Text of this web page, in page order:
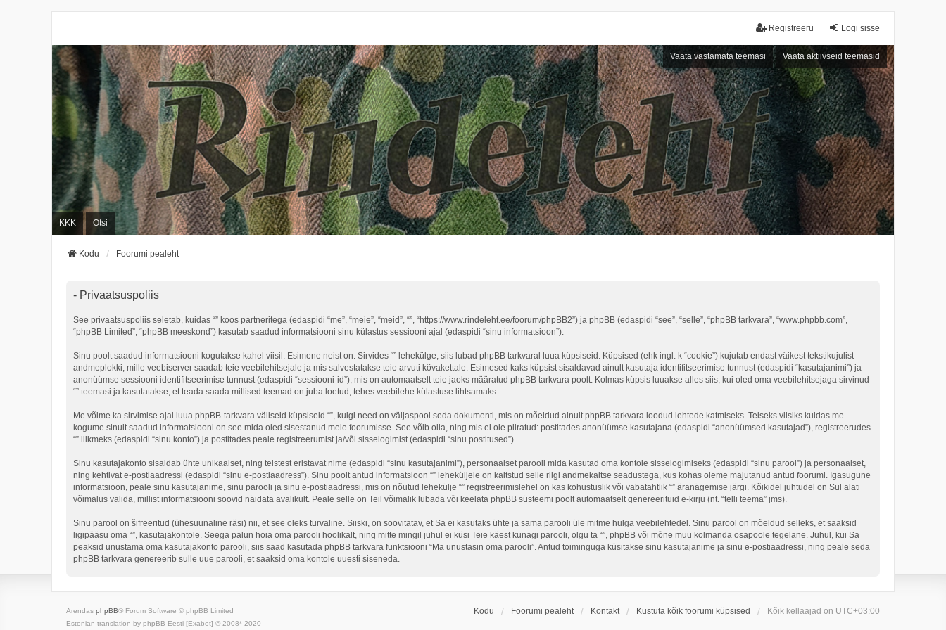
Logi sisse
Registreeru
Vaata vastamata teemasi Vaata aktiivseid teemasid
KKK Otsi
Kodu Foorumi pealeht
- Privaatsuspoliis
See privaatsuspoliis seletab, kuidas “” koos partneritega (edaspidi “me”, “meie”, “meid”, “”, “https://www.rindeleht.ee/foorum/phpBB2”) ja phpBB (edaspidi “see”, “selle”, “phpBB tarkvara”, “www.phpbb.com”,
“phpBB Limited”, “phpBB meeskond”) kasutab saadud informatsiooni sinu külastus sessiooni ajal (edaspidi “sinu informatsioon”).
Sinu poolt saadud informatsiooni kogutakse kahel viisil. Esimene neist on: Sirvides “” lehekülge, siis lubad phpBB tarkvaral luua küpsiseid. Küpsised (ehk ingl. k “cookie”) kujutab endast väikest tekstikujulist
andmeplokki, mille veebiserver saadab teie veebilehitsejale ja mis salvestatakse teie arvuti kõvakettale. Esimesed kaks küpsist sisaldavad ainult kasutaja identifitseerimise tunnust (edaspidi “kasutajanimi”) ja
anonüümse sessiooni identifitseerimise tunnust (edaspidi “sessiooni-id”), mis on automaatselt teie jaoks määratud phpBB tarkvara poolt. Kolmas küpsis luuakse alles siis, kui oled oma veebilehitsejaga sirvinud
“” teemasi ja kasutatakse, et teada saada millised teemad on juba loetud, tehes veebilehe külastuse lihtsamaks.
Me võime ka sirvimise ajal luua phpBB-tarkvara väliseid küpsiseid “”, kuigi need on väljaspool seda dokumenti, mis on mõeldud ainult phpBB tarkvara loodud lehtede katmiseks. Teiseks viisiks kuidas me
kogume sinult saadud informatsiooni on see mida oled sisestanud meie foorumisse. See võib olla, ning mis ei ole piiratud: postitades anonüümse kasutajana (edaspidi “anonüümsed kasutajad”), registreerudes
“” liikmeks (edaspidi “sinu konto”) ja postitades peale registreerumist ja/või sisselogimist (edaspidi “sinu postitused”).
Sinu kasutajakonto sisaldab ühte unikaalset, ning teistest eristavat nime (edaspidi “sinu kasutajanimi”), personaalset parooli mida kasutad oma kontole sisselogimiseks (edaspidi “sinu parool”) ja personaalset,
ning kehtivat e-postiaadressi (edaspidi “sinu e-postiaadress”). Sinu poolt antud informatsioon “” leheküljele on kaitstud selle riigi andmekaitse seadustega, kus kohas oleme majutanud antud foorumi. Igasugune
informatsioon, peale sinu kasutajanime, sinu parooli ja sinu e-postiaadressi, mis on nõutud lehekülje “” registreerimislehel on kas kohustuslik või vabatahtlik “” äranägemise järgi. Kõikidel juhtudel on Sul alati
võimalus valida, millist informatsiooni soovid näidata avalikult. Peale selle on Teil võimalik lubada või keelata phpBB süsteemi poolt automaatselt genereerituid e-kirju (nt. “telli teema” jms).
Sinu parool on šifreeritud (ühesuunaline räsi) nii, et see oleks turvaline. Siiski, on soovitatav, et Sa ei kasutaks ühte ja sama parooli üle mitme hulga veebilehtedel. Sinu parool on mõeldud selleks, et saaksid
ligipääsu oma “”, kasutajakontole. Seega palun hoia oma parooli hoolikalt, ning mitte mingil juhul ei küsi Teie käest kunagi parooli, olgu ta “”, phpBB või mõne muu kolmanda osapoole tegelane. Juhul, kui Sa
peaksid unustama oma kasutajakonto parooli, siis saad kasutada phpBB tarkvara funktsiooni “Ma unustasin oma parooli”. Antud toiminguga küsitakse sinu kasutajanime ja sinu e-postiaadressi, ning peale seda
phpBB tarkvara genereerib sulle uue parooli, et saaksid oma kontole uuesti siseneda.
Kodu Foorumi pealeht Kontakt Kustuta kõik foorumi küpsised Kõik kellaajad on UTC+03:00
Arendas phpBB® Forum Software © phpBB Limited
Estonian translation by phpBB Eesti [Exabot] © 2008*-2020